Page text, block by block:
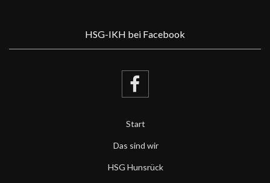
HSG-IKH bei Facebook
Start
Das sind wir
HSG Hunsrück